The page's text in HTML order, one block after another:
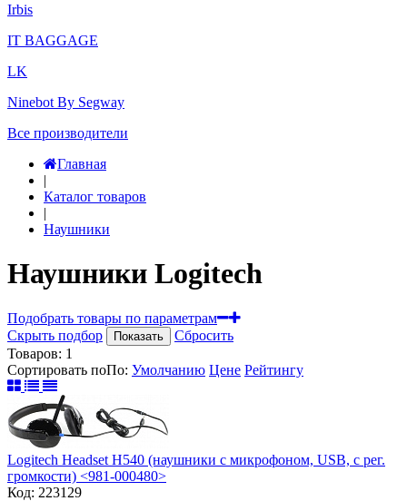
Irbis
IT BAGGAGE
LK
Ninebot By Segway
Все производители
Главная
|
Каталог товаров
|
Наушники
Наушники Logitech
Подобрать товары по параметрам
Скрыть подбор
Показать
Сбросить
Товаров: 1
Сортировать поПо: Умолчанию Цене Рейтингу
Logitech Headset H540 (наушники с микрофоном, USB, с рег.
громкости) <981-000480>
Код: 223129